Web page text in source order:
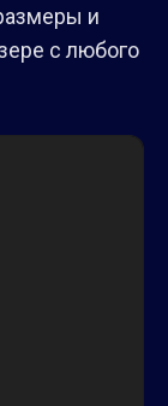
и
с любого